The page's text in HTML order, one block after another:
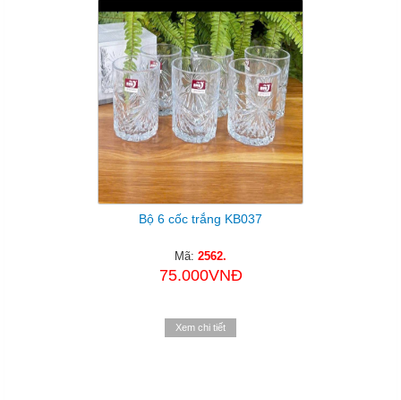
Bộ 6 cốc trắng KB037
Mã: 2562.
75.000VNĐ
Xem chi tiết